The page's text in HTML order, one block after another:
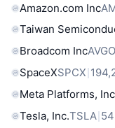
Amazon.com Inc
Taiwan
Broadcom IncAVGO
SpaceXSPCX
Meta Platforms,
Tesla, Inc.TSLA